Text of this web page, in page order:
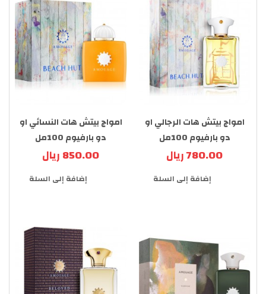
امواج بيتش هات الرجالي او
دو بارفيوم 100مل
780.00 ريال
إضافة إلى السلة
امواج بيتش هات النسائي او
دو بارفيوم 100مل
850.00 ريال
إضافة إلى السلة